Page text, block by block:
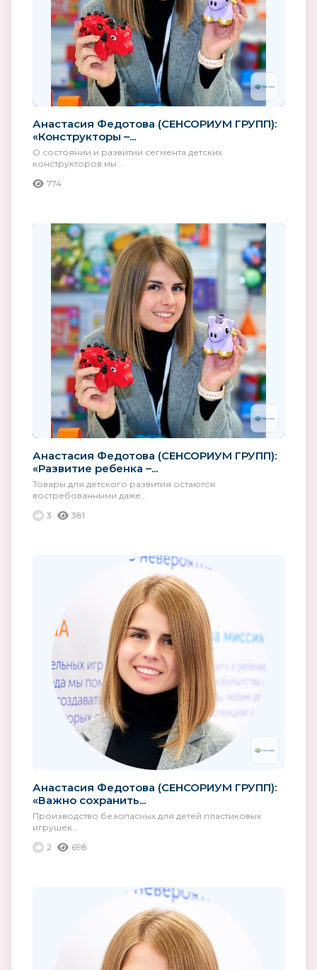
Анастасия Федотова (СЕНСОРИУМ ГРУПП):
«Конструкторы –...
О состоянии и развитии сегмента детских
конструкторов мы...
774
Анастасия Федотова (СЕНСОРИУМ ГРУПП):
«Развитие ребенка –...
Товары для детского развития остаются
востребованными даже...
3
381
Анастасия Федотова (СЕНСОРИУМ ГРУПП):
«Важно сохранить...
Производство безопасных для детей пластиковых
игрушек...
2
698